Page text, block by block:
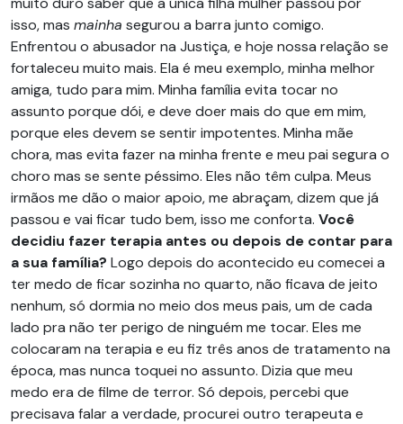
isso, mas mainha segurou a barra junto comigo.
Enfrentou o abusador na Justiça, e hoje nossa relação se
fortaleceu muito mais. Ela é meu exemplo, minha melhor
amiga, tudo para mim. Minha família evita tocar no
assunto porque dói, e deve doer mais do que em mim,
porque eles devem se sentir impotentes. Minha mãe
chora, mas evita fazer na minha frente e meu pai segura o
choro mas se sente péssimo. Eles não têm culpa. Meus
irmãos me dão o maior apoio, me abraçam, dizem que já
passou e vai ficar tudo bem, isso me conforta. Você
decidiu fazer terapia antes ou depois de contar para
a sua família? Logo depois do acontecido eu comecei a
ter medo de ficar sozinha no quarto, não ficava de jeito
nenhum, só dormia no meio dos meus pais, um de cada
lado pra não ter perigo de ninguém me tocar. Eles me
colocaram na terapia e eu fiz três anos de tratamento na
época, mas nunca toquei no assunto. Dizia que meu
medo era de filme de terror. Só depois, percebi que
precisava falar a verdade, procurei outro terapeuta e